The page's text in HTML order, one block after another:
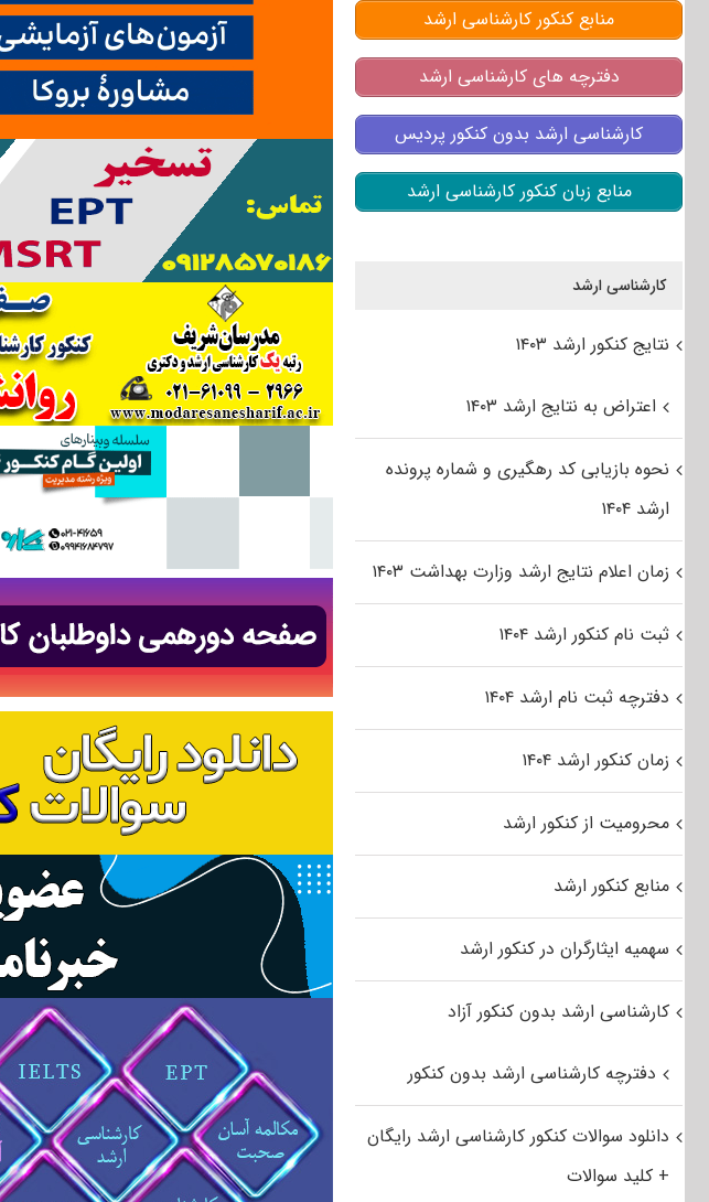
منابع کنکور کارشناسی ارشد
دفترچه های کارشناسی ارشد
کارشناسی ارشد بدون کنکور پردیس
منابع زبان کنکور کارشناسی ارشد
کارشناسی ارشد
نتایج کنکور ارشد ۱۴۰۳
اعتراض به نتایج ارشد ۱۴۰۳
نحوه بازیابی کد رهگیری و شماره پرونده
ارشد ۱۴۰۴
زمان اعلام نتایج ارشد وزارت بهداشت ۱۴۰۳
ثبت نام کنکور ارشد ۱۴۰۴
دفترچه ثبت نام ارشد ۱۴۰۴
زمان کنکور ارشد ۱۴۰۴
محرومیت از کنکور ارشد
منابع کنکور ارشد
سهمیه ایثارگران در کنکور ارشد
کارشناسی ارشد بدون کنکور آزاد
دفترچه کارشناسی ارشد بدون کنکور
دانلود سوالات کنکور کارشناسی ارشد رایگان
+ کلید سوالات